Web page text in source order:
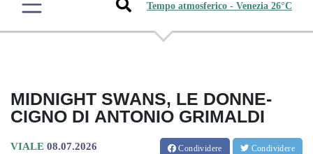
Tempo atmosferico - Venezia 26°C
MIDNIGHT SWANS, LE DONNE-
CIGNO DI ANTONIO GRIMALDI
VIALE 08.07.2026 Condividere Condividere